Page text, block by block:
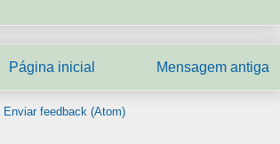
Mensagem antiga
Página inicial
Enviar feedback (Atom)